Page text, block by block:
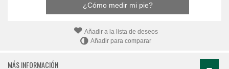
¿Cómo medir mi pie?
Añadir a la lista de deseos
Añadir para comparar
MÁS INFORMACIÓN